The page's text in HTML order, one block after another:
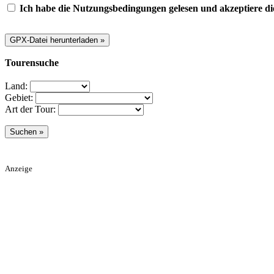
Ich habe die Nutzungsbedingungen gelesen und akzeptiere
Tourensuche
Land:
Gebiet:
Art der Tour:
Anzeige